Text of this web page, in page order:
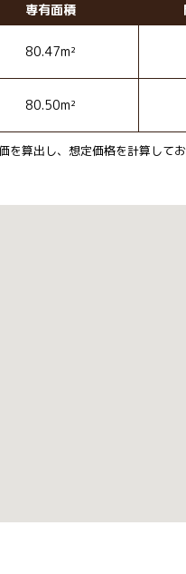
専有面積
80.47m²
80.50m²
算出し、想定価格を計算してお